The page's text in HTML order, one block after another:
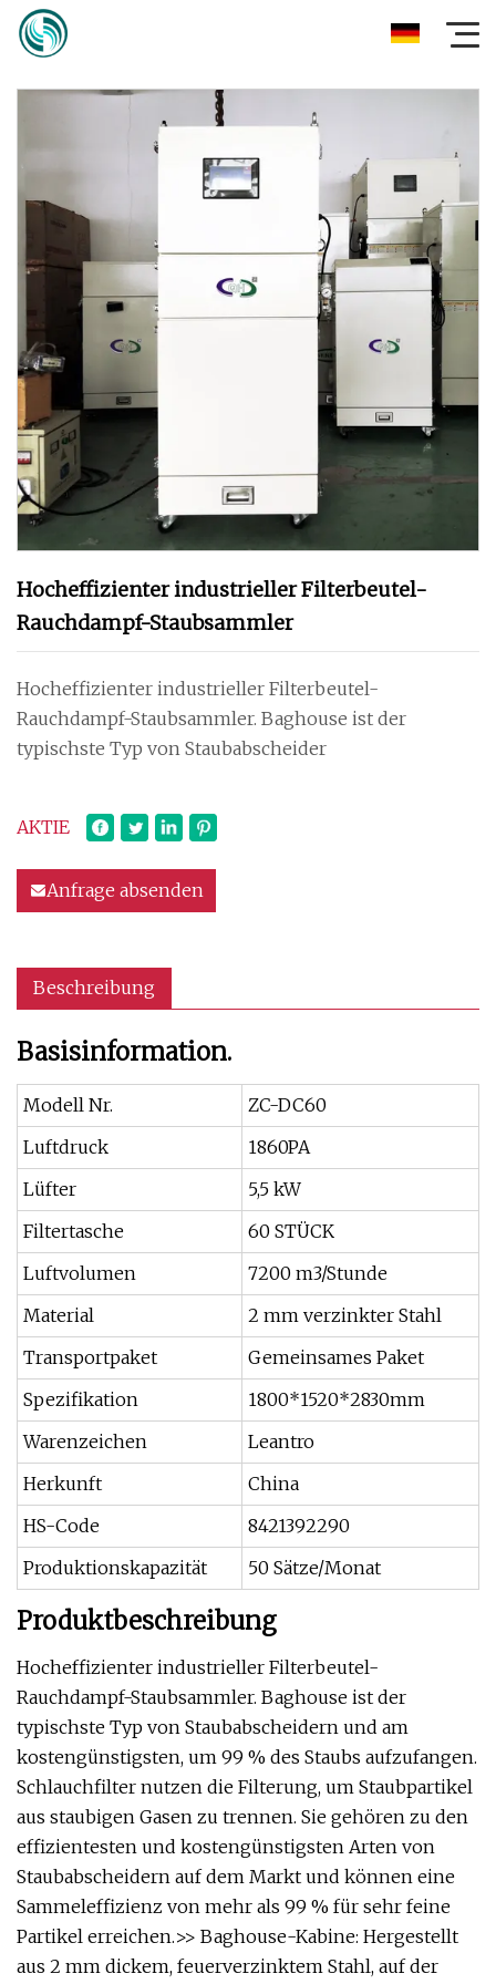
Hocheffizienter industrieller Filterbeutel-
Rauchdampf-Staubsammler
Hocheffizienter industrieller Filterbeutel-
Rauchdampf-Staubsammler. Baghouse ist der
typischste Typ von Staubabscheider
AKTIE
Anfrage absenden
Beschreibung
Basisinformation.
Modell Nr.
ZC-DC60
Luftdruck
1860PA
Lüfter
5,5 kW
Filtertasche
60 STÜCK
Luftvolumen
7200 m3/Stunde
Material
2 mm verzinkter Stahl
Transportpaket
Gemeinsames Paket
Spezifikation
1800*1520*2830mm
Warenzeichen
Leantro
Herkunft
China
HS-Code
8421392290
Produktionskapazität
50 Sätze/Monat
Produktbeschreibung
Hocheffizienter industrieller Filterbeutel-
Rauchdampf-Staubsammler. Baghouse ist der
typischste Typ von Staubabscheidern und am
kostengünstigsten, um 99 % des Staubs aufzufangen.
Schlauchfilter nutzen die Filterung, um Staubpartikel
aus staubigen Gasen zu trennen. Sie gehören zu den
effizientesten und kostengünstigsten Arten von
Staubabscheidern auf dem Markt und können eine
Sammeleffizienz von mehr als 99 % für sehr feine
Partikel erreichen.>> Baghouse-Kabine: Hergestellt
aus 2 mm dickem, feuerverzinktem Stahl, auf der